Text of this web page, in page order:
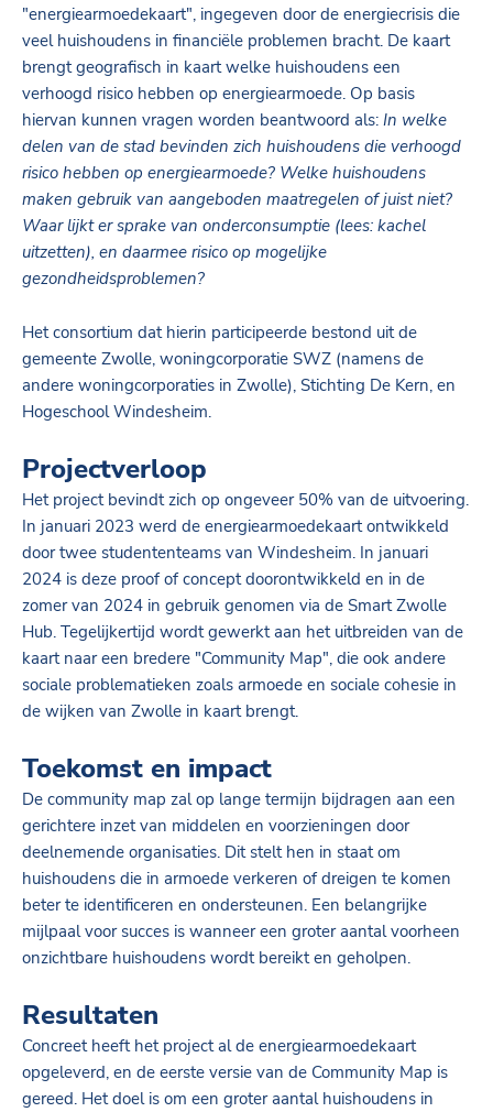
"energiearmoedekaart", ingegeven door de energiecrisis die
veel huishoudens in financiële problemen bracht. De kaart
brengt geografisch in kaart welke huishoudens een
verhoogd risico hebben op energiearmoede. Op basis
hiervan kunnen vragen worden beantwoord als: In welke
delen van de stad bevinden zich huishoudens die verhoogd
risico hebben op energiearmoede? Welke huishoudens
maken gebruik van aangeboden maatregelen of juist niet?
Waar lijkt er sprake van onderconsumptie (lees: kachel
uitzetten), en daarmee risico op mogelijke
gezondheidsproblemen?
Het consortium dat hierin participeerde bestond uit de
gemeente Zwolle, woningcorporatie SWZ (namens de
andere woningcorporaties in Zwolle), Stichting De Kern, en
Hogeschool Windesheim.
Projectverloop
Het project bevindt zich op ongeveer 50% van de uitvoering.
In januari 2023 werd de energiearmoedekaart ontwikkeld
door twee studententeams van Windesheim. In januari
2024 is deze proof of concept doorontwikkeld en in de
zomer van 2024 in gebruik genomen via de Smart Zwolle
Hub. Tegelijkertijd wordt gewerkt aan het uitbreiden van de
kaart naar een bredere "Community Map", die ook andere
sociale problematieken zoals armoede en sociale cohesie in
de wijken van Zwolle in kaart brengt.
Toekomst en impact
De community map zal op lange termijn bijdragen aan een
gerichtere inzet van middelen en voorzieningen door
deelnemende organisaties. Dit stelt hen in staat om
huishoudens die in armoede verkeren of dreigen te komen
beter te identificeren en ondersteunen. Een belangrijke
mijlpaal voor succes is wanneer een groter aantal voorheen
onzichtbare huishoudens wordt bereikt en geholpen.
Resultaten
Concreet heeft het project al de energiearmoedekaart
opgeleverd, en de eerste versie van de Community Map is
gereed. Het doel is om een groter aantal huishoudens in